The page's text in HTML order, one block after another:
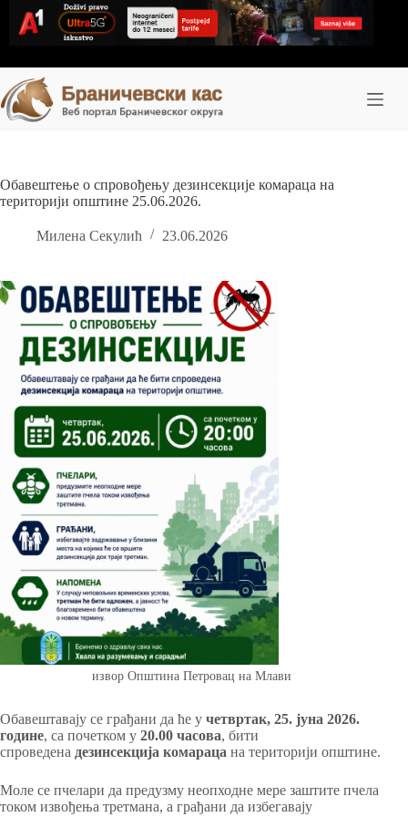
content
Обавештење о спровођењу дезинсекције комараца на
територији општине 25.06.2026.
Милена Секулић 23.06.2026
извор Општина Петровац на Млави
Обавештавају се грађани да ће у четвртак, 25. јуна 2026.
године, са почетком у 20.00 часова, бити
спроведена дезинсекција комараца на територији општине.
Моле се пчелари да предузму неопходне мере заштите пчела
током извођења третмана, а грађани да избегавају